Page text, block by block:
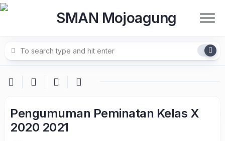
Skip
Pengumuman Peminatan Kelas X
2020 2021